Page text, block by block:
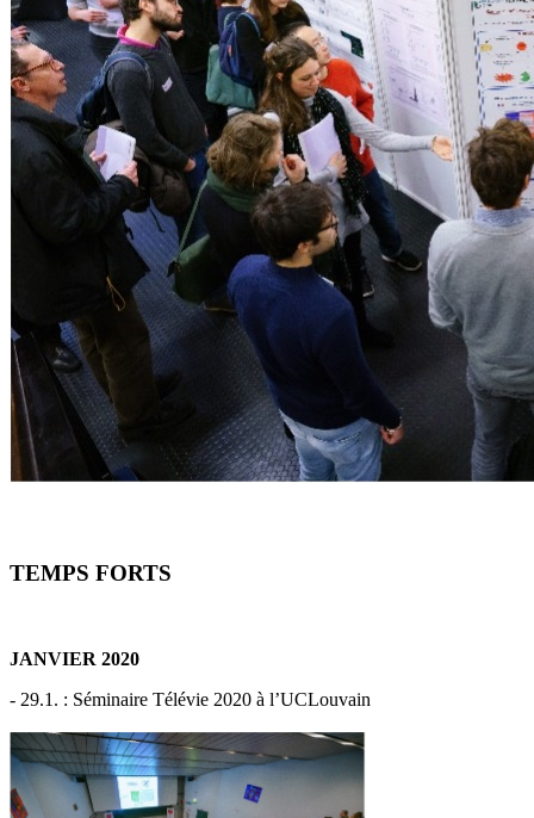
TEMPS FORTS
JANVIER 2020
- 29.1. : Séminaire Télévie 2020 à l’UCLouvain